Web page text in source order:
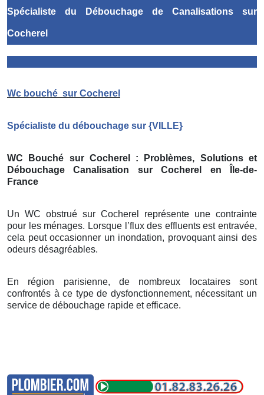
Spécialiste du Débouchage de Canalisations sur
Cocherel
Wc bouché sur Cocherel
Spécialiste du débouchage sur {VILLE}
WC Bouché sur Cocherel
: Problèmes, Solutions et
Débouchage Canalisation sur Cocherel
en Île-de-
France
Un WC obstrué sur Cocherel représente une contrainte
pour les ménages. Lorsque l’flux des effluents est entravée,
cela peut occasionner un inondation, provoquant ainsi des
odeurs désagréables.
En région parisienne, de nombreux locataires sont
confrontés à ce type de dysfonctionnement, nécessitant un
service de débouchage rapide et efficace.